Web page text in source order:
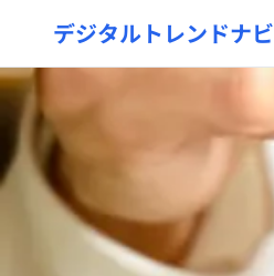
デジタルトレンドナビ